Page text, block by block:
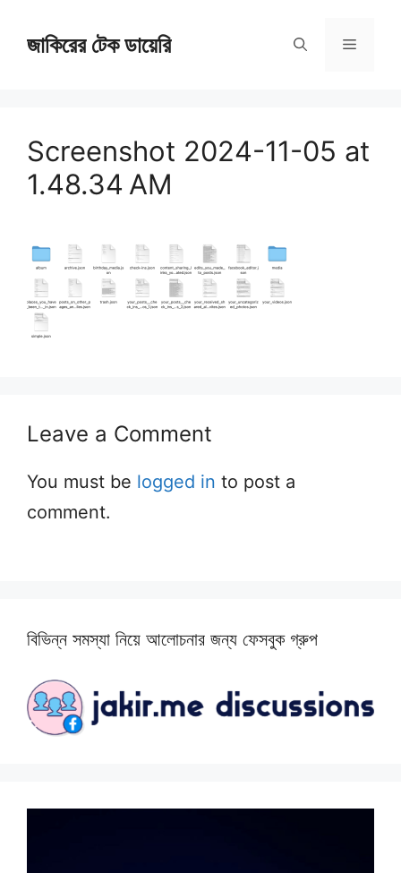
জাকিরের টেক ডায়েরি Menu
Screenshot 2024-11-05 at
1.48.34 AM
Leave a Comment
You must be logged in to post a
comment.
বিভিন্ন সমস্যা নিয়ে আলোচনার জন্য ফেসবুক গ্রুপ